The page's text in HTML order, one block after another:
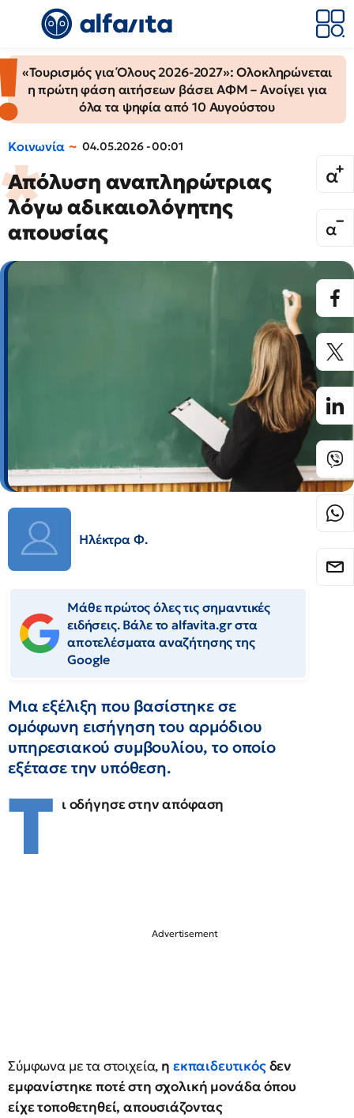
«Τουρισμός για Όλους 2026-2027»: Ολοκληρώνεται
η πρώτη φάση αιτήσεων βάσει ΑΦΜ – Ανοίγει για
όλα τα ψηφία από 10 Αυγούστου
Κοινωνία 04.05.2026 - 00:01
Απόλυση αναπληρώτριας
λόγω αδικαιολόγητης
απουσίας
Ηλέκτρα Φ.
Μάθε πρώτος όλες τις σημαντικές
ειδήσεις. Βάλε το alfavita.gr στα
αποτελέσματα αναζήτησης της
Google
Μια εξέλιξη που βασίστηκε σε
ομόφωνη εισήγηση του αρμόδιου
υπηρεσιακού συμβουλίου, το οποίο
εξέτασε την υπόθεση.
Τ ι οδήγησε στην απόφαση
Σύμφωνα με τα στοιχεία, η εκπαιδευτικόςδεν
εμφανίστηκε ποτέ στη σχολική μονάδα όπου
είχε τοποθετηθεί, απουσιάζοντας